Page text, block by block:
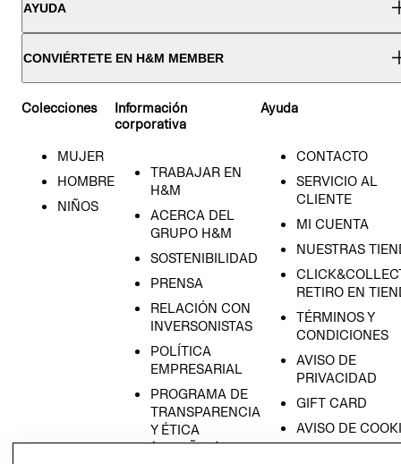
AYUDA
CONVIÉRTETE EN H&M MEMBER
Colecciones
MUJER
HOMBRE
NIÑOS
Información
corporativa
TRABAJAR EN
H&M
ACERCA DEL
GRUPO H&M
SOSTENIBILIDAD
PRENSA
RELACIÓN CON
INVERSONISTAS
POLÍTICA
EMPRESARIAL
PROGRAMA DE
TRANSPARENCIA
Y ÉTICA
(ESPAÑOL)
Ayuda
CONTACTO
SERVICIO AL
CLIENTE
MI CUENTA
NUESTRAS
RETIRO EN
TÉRMINOS Y
CONDICIONES
AVISO DE
PRIVACIDAD
GIFT CARD
AVISO DE